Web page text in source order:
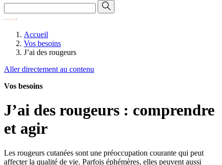
Accueil
Vos besoins
J’ai des rougeurs
Aller directement au contenu
Vos besoins
J’ai des rougeurs : comprendre
et agir
Les rougeurs cutanées sont une préoccupation courante qui peut
affecter la qualité de vie. Parfois éphémères, elles peuvent aussi